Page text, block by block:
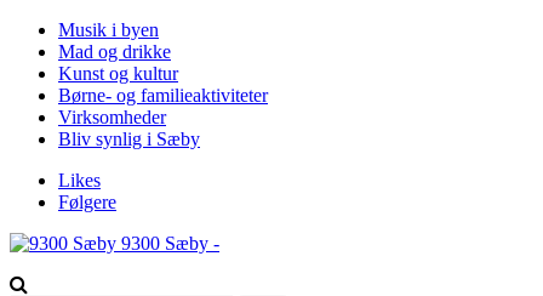
Musik i byen
Mad og drikke
Kunst og kultur
Børne- og familieaktiviteter
Virksomheder
Bliv synlig i Sæby
Likes
Følgere
9300 Sæby -